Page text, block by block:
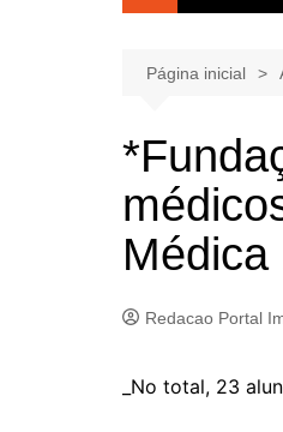
Página inicial
Médica
Redacao Portal
_No total, 23